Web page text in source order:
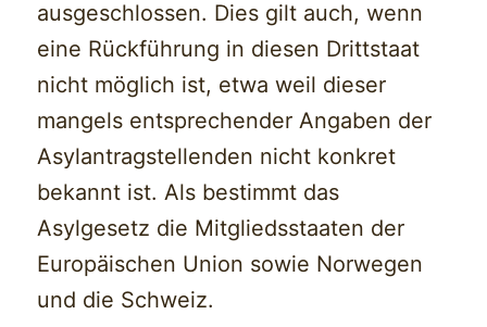
ausgeschlossen. Dies gilt auch, wenn
eine Rückführung in diesen Drittstaat
nicht möglich ist, etwa weil dieser
mangels entsprechender Angaben der
Asylantragstellenden nicht konkret
bekannt ist. Als bestimmt das
Asylgesetz die Mitgliedsstaaten der
Europäischen Union sowie Norwegen
und die Schweiz.